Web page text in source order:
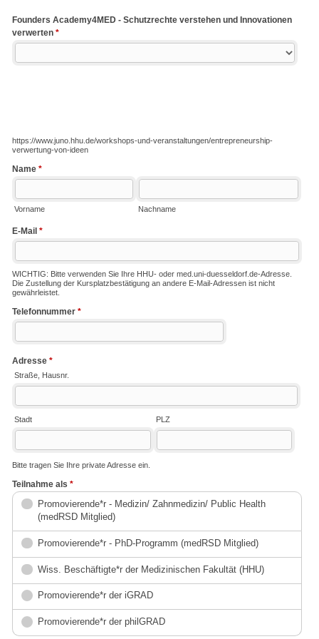
Founders Academy4MED - Schutzrechte verstehen und Innovationen
verwerten *
https://www.juno.hhu.de/workshops-und-veranstaltungen/entrepreneurship-
verwertung-von-ideen
Name *
Vorname Nachname
E-Mail *
WICHTIG: Bitte verwenden Sie Ihre HHU- oder med.uni-duesseldorf.de-Adresse.
Die Zustellung der Kursplatzbestätigung an andere E-Mail-Adressen ist nicht
gewährleistet.
Telefonnummer *
Adresse *
Straße, Hausnr.
Stadt PLZ
Bitte tragen Sie Ihre private Adresse ein.
Teilnahme als *
Promovierende*r - Medizin/ Zahnmedizin/ Public Health
(medRSD Mitglied)
Promovierende*r - PhD-Programm (medRSD Mitglied)
Wiss. Beschäftigte*r der Medizinischen Fakultät (HHU)
Promovierende*r der iGRAD
Promovierende*r der philGRAD